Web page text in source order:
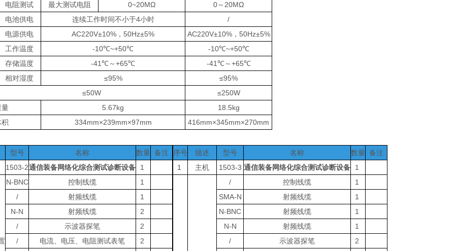
电阻测试
最大测试电阻 0~20MΩ
0～20MΩ
电池供电
连续工作时间不小于4小时
/
电源供电
AC220V±10%，50Hz±5%
AC220V±10%，50Hz±5%
工作温度
-10℃~+50℃
-10℃~+50℃
存储温度
-41℃～+65℃
-41℃～+65℃
相对湿度
≤95%
≤95%
≤50W
≤250W
5.67kg
18.5kg
334mm×239mm×97mm 416mm×345mm×270mm
型号 名称 数量 备注
1503-2通信装备网络化综合测试诊断设备 1
N-BNC 控制线缆
1
/
射频线缆
1
N-N
射频线缆
2
/
示波器探笔
2
/
电流、电压、电阻测试表笔 2
序号 描述 型号 名称 数量 备注
1
主机 1503-3 通信装备网络化综合测试诊断设备
1
/
控制线缆
1
SMA-N
射频线缆
1
N-BNC
射频线缆
1
N-N
射频线缆
1
/
示波器探笔 2